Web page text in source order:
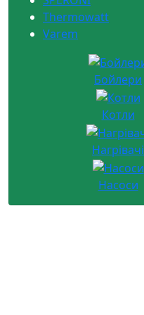
Thermowatt
Varem
Бойлери
Котли
Нагрівачі
Насоси